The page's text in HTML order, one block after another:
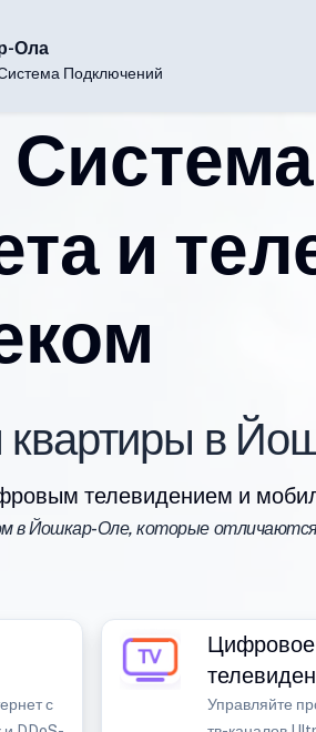
Ола
Подключений
и
квартиры в
телевидением и
в Йошкар-Оле, которые
с
Цифровое
Управляйте